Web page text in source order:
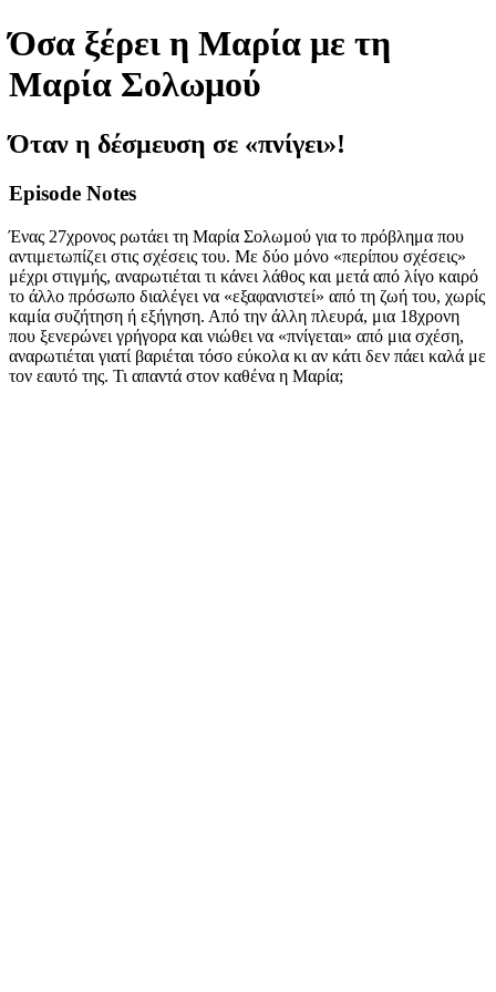
Όσα ξέρει η Μαρία με τη
Μαρία Σολωμού
Όταν η δέσμευση σε «πνίγει»!
Episode Notes
Ένας 27χρονος ρωτάει τη Μαρία Σολωμού για το πρόβλημα που
αντιμετωπίζει στις σχέσεις του. Με δύο μόνο «περίπου σχέσεις»
μέχρι στιγμής, αναρωτιέται τι κάνει λάθος και μετά από λίγο καιρό
το άλλο πρόσωπο διαλέγει να «εξαφανιστεί» από τη ζωή του, χωρίς
καμία συζήτηση ή εξήγηση. Από την άλλη πλευρά, μια 18χρονη
που ξενερώνει γρήγορα και νιώθει να «πνίγεται» από μια σχέση,
αναρωτιέται γιατί βαριέται τόσο εύκολα κι αν κάτι δεν πάει καλά με
τον εαυτό της. Τι απαντά στον καθένα η Μαρία;